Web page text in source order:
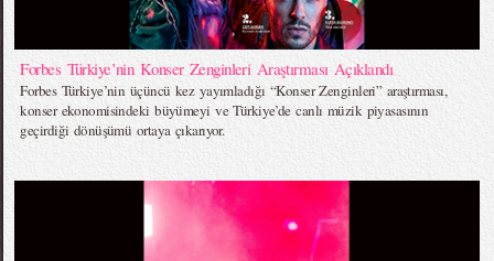
Forbes Türkiye’nin Konser Zenginleri Araştırması Açıklandı
Forbes Türkiye’nin üçüncü kez yayımladığı “Konser Zenginleri” araştırması,
konser ekonomisindeki büyümeyi ve Türkiye’de canlı müzik piyasasının
geçirdiği dönüşümü ortaya çıkarıyor.